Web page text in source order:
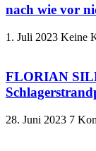
nach wie vor
1. Juli 2023 Keine
FLORIAN
28. Juni 2023 7